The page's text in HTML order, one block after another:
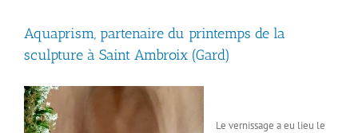
Aquaprism, partenaire du printemps de la
sculpture à Saint Ambroix (Gard)
Le vernissage a eu lieu le